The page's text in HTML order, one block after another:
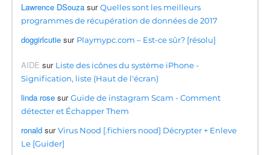
Lawrence DSouza surQuelles sont les meilleurs
programmes de récupération de données de 2017
doggirlcutie sur Playmypc.com – Est-ce sûr? [résolu]
AIDE sur Liste des icônes du système iPhone -
Signification, liste (Haut de l'écran)
linda rose surGuide de instagram Scam - Comment
détecter et Échapper Them
ronald surVirus Nood [.fichiers nood] Décrypter + Enleve
Le [Guider]